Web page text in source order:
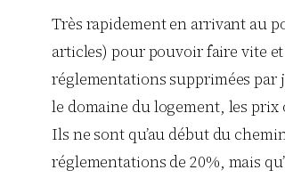
Très rapidement en arrivant au
articles) pour pouvoir faire vite
réglementations supprimées par
le domaine du logement, les prix
Ils ne sont qu’au début du
réglementations de 20%, mais